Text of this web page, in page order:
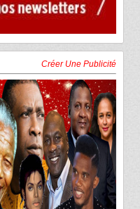
Créer Une Publicité